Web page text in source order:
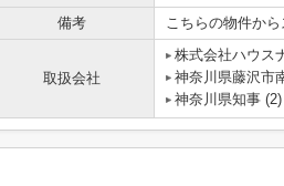
備考 こちらの物件か
取扱会社
株式会社ハウス
神奈川県藤沢市
神奈川県知事